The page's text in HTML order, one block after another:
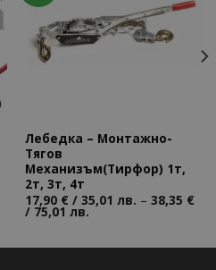
Add to
wishlist
Лебедка – Монтажно-
Тягов
Механизъм(Тирфор) 1т,
2т, 3т, 4т
17,90 € / 35,01 лв. – 38,35 €
/ 75,01 лв.Price
range:
/